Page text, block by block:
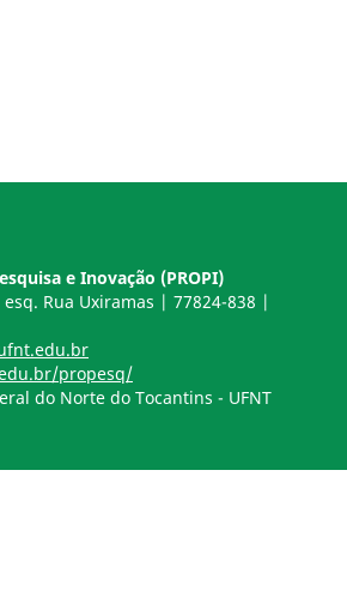
e Inovação (PROPI)
Rua Uxiramas | 77824-838 |
propesq/
do Norte do Tocantins - UFNT